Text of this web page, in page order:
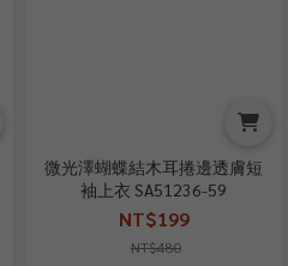
微光澤蝴蝶結木耳捲邊透膚短
袖上衣 SA51236-59
NT$199
NT$480